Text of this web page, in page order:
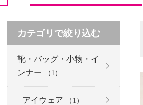
カテゴリで絞り込む
靴・バッグ・小物・イ
ンナー
（1）
アイウェア （1）